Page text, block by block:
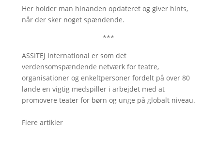
Her holder man hinanden opdateret og giver hints,
når der sker noget spændende.
***
ASSITEJ International er som det
verdensomspændende netværk for teatre,
organisationer og enkeltpersoner fordelt på over 80
lande en vigtig medspiller i arbejdet med at
promovere teater for børn og unge på globalt niveau.
Flere artikler